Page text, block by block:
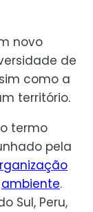
novo
de
como a
território.
termo
pela
ambiente.
Sul, Peru,